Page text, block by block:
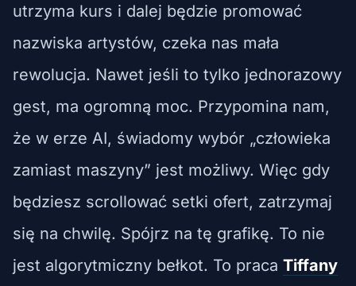
utrzyma kurs i dalej będzie promować
nazwiska artystów, czeka nas mała
rewolucja. Nawet jeśli to tylko jednorazowy
gest, ma ogromną moc. Przypomina nam,
że w erze AI, świadomy wybór „człowieka
zamiast maszyny” jest możliwy. Więc gdy
będziesz scrollować setki ofert, zatrzymaj
się na chwilę. Spójrz na tę grafikę. To nie
jest algorytmiczny bełkot. To praca Tiffany